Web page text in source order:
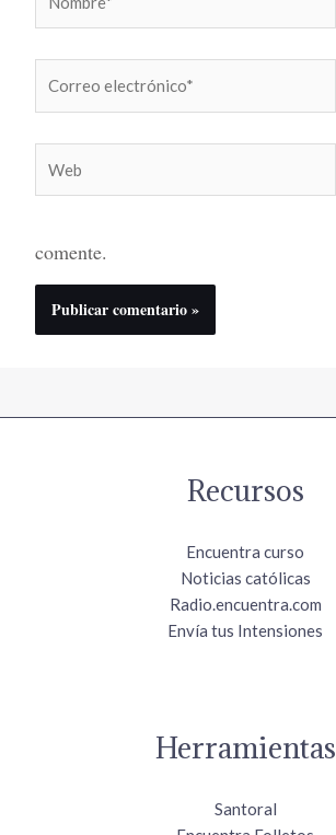
electrónico*
comente.
Recursos
Encuentra curso
Noticias católicas
Radio.encuentra.com
Envía tus Intensiones
Herramientas
Santoral